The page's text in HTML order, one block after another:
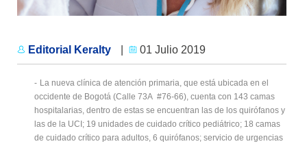
Editorial Keralty 01 Julio 2019
- La nueva clínica de atención primaria, que está ubicada en el
occidente de Bogotá (Calle 73A #76-66), cuenta con 143 camas
hospitalarias, dentro de estas se encuentran las de los quirófanos y
las de la UCI; 19 unidades de cuidado crítico pediátrico; 18 camas
de cuidado crítico para adultos, 6 quirófanos; servicio de urgencias